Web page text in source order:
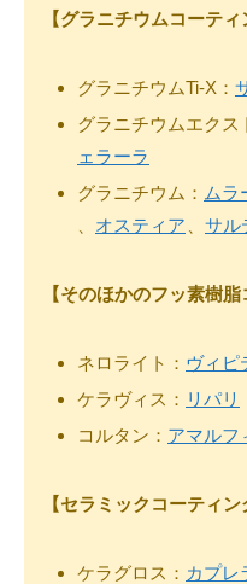
【グラニチウムコーティ
グラニチウムTi-X：
グラニチウムエクス
ェラーラ
グラニチウム： ムラ
オスティア サル
【そのほかのフッ素樹脂
ネロライト： ヴィピ
ケラヴィス： リパリ
コルタン： アマルフ
【セラミックコーティン
ケラグロス： カプレ